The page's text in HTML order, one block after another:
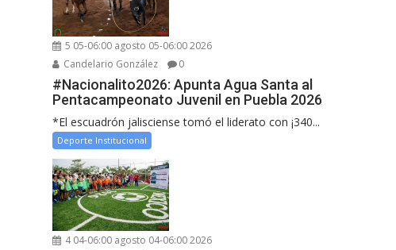
5 05-06:00 agosto 05-06:00 2026
Candelario González
0
#Nacionalito2026: Apunta Agua Santa al
Pentacampeonato Juvenil en Puebla 2026
*El escuadrón jalisciense tomó el liderato con ¡340...
Deporte Institucional
4 04-06:00 agosto 04-06:00 2026